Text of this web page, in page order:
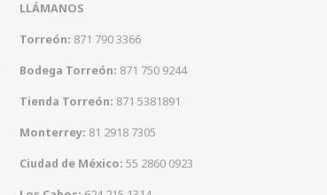
LLÁMANOS
Torreón: 871 790 3366
Bodega Torreón: 871 750 9244
Tienda Torreón: 871 5381891
Monterrey: 81 2918 7305
Ciudad de México: 55 2860 0923